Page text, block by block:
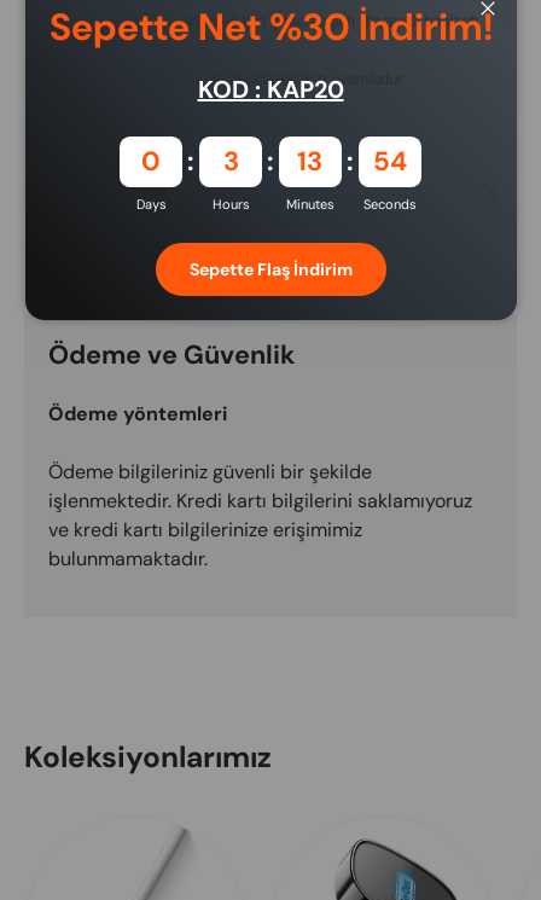
Kablo kırılmasını önlemek için çinko alaşım dayanıklı bağlantı
Lightning girişli cihazlar için uyumludur
5 iş günü içinde elinde
Ödeme ve Güvenlik
Ödeme yöntemleri
Ödeme bilgileriniz güvenli bir şekilde
işlenmektedir. Kredi kartı bilgilerini saklamıyoruz
ve kredi kartı bilgilerinize erişimimiz
bulunmamaktadır.
Koleksiyonlarımız
Close
Sepette Net %30 İndirim!
KOD : KAP20
0
Days
3
Hours
13
Minutes
54
Seconds
Sepette Flaş İndirim